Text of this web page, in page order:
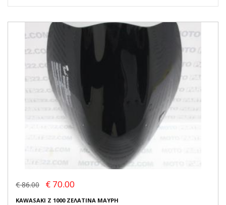
€ 86.00 € 70.00
KAWASAKI Z 1000 ΖΕΛΑΤΙΝΑ ΜΑΥΡΗ